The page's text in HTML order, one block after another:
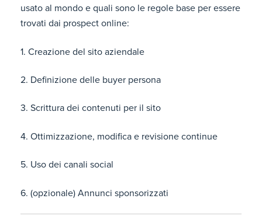
usato al mondo e quali sono le regole base per essere
trovati dai prospect online:
1. Creazione del sito aziendale
2. Definizione delle buyer persona
3. Scrittura dei contenuti per il sito
4. Ottimizzazione, modifica e revisione continue
5. Uso dei canali social
6. (opzionale) Annunci sponsorizzati